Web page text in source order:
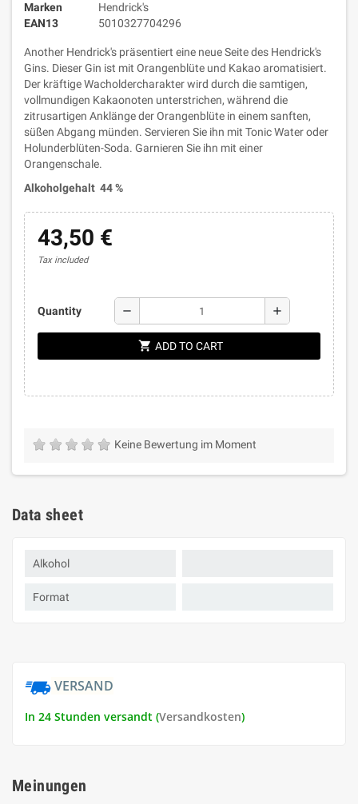
Marken
Hendrick's
EAN13
5010327704296
Another Hendrick's präsentiert eine neue Seite des Hendrick's
Gins. Dieser Gin ist mit Orangenblüte und Kakao aromatisiert.
Der kräftige Wacholdercharakter wird durch die samtigen,
vollmundigen Kakaonoten unterstrichen, während die
zitrusartigen Anklänge der Orangenblüte in einem sanften,
süßen Abgang münden. Servieren Sie ihn mit Tonic Water oder
Holunderblüten-Soda. Garnieren Sie ihn mit einer
Orangenschale.
Alkoholgehalt 44 %
43,50 €
Tax included
Quantity remove add
shopping_cart ADD TO CART
Keine Bewertung im Moment
Data sheet
Alkohol
Format
VERSAND
In 24 Stunden versandt (Versandkosten)
Meinungen